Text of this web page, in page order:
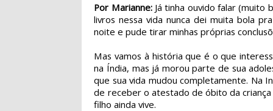
Por Marianne:Já tinha ouvido falar (muito
livros nessa vida nunca dei muita bola
noite e pude tirar minhas próprias
Mas vamos à história que é o que
na Índia, mas já morou parte de sua
que sua vida mudou completamente. Na
de receber o atestado de óbito da criança
filho ainda vive.